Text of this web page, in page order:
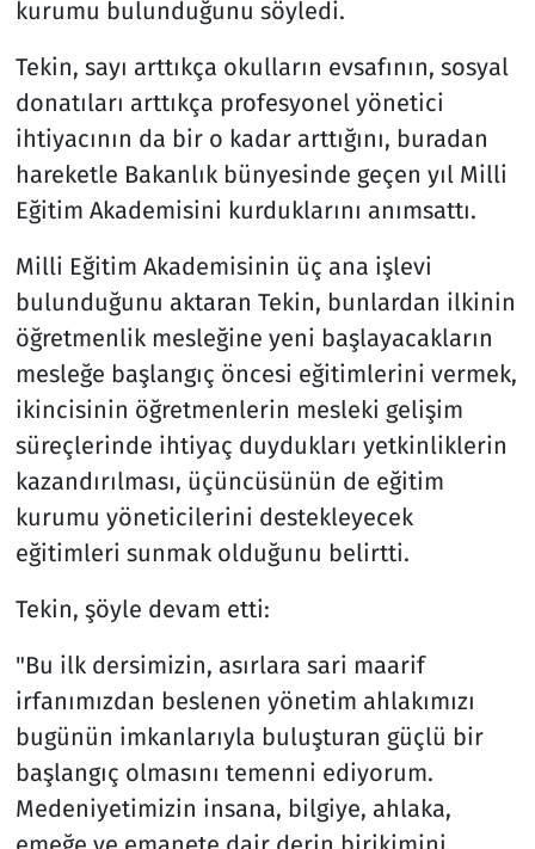
kurumu bulunduğunu söyledi.
Tekin, sayı arttıkça okulların evsafının, sosyal
donatıları arttıkça profesyonel yönetici
ihtiyacının da bir o kadar arttığını, buradan
hareketle Bakanlık bünyesinde geçen yıl Milli
Eğitim Akademisini kurduklarını anımsattı.
Milli Eğitim Akademisinin üç ana işlevi
bulunduğunu aktaran Tekin, bunlardan ilkinin
öğretmenlik mesleğine yeni başlayacakların
mesleğe başlangıç öncesi eğitimlerini vermek,
ikincisinin öğretmenlerin mesleki gelişim
süreçlerinde ihtiyaç duydukları yetkinliklerin
kazandırılması, üçüncüsünün de eğitim
kurumu yöneticilerini destekleyecek
eğitimleri sunmak olduğunu belirtti.
Tekin, şöyle devam etti:
"Bu ilk dersimizin, asırlara sari maarif
irfanımızdan beslenen yönetim ahlakımızı
bugünün imkanlarıyla buluşturan güçlü bir
başlangıç olmasını temenni ediyorum.
Medeniyetimizin insana, bilgiye, ahlaka,